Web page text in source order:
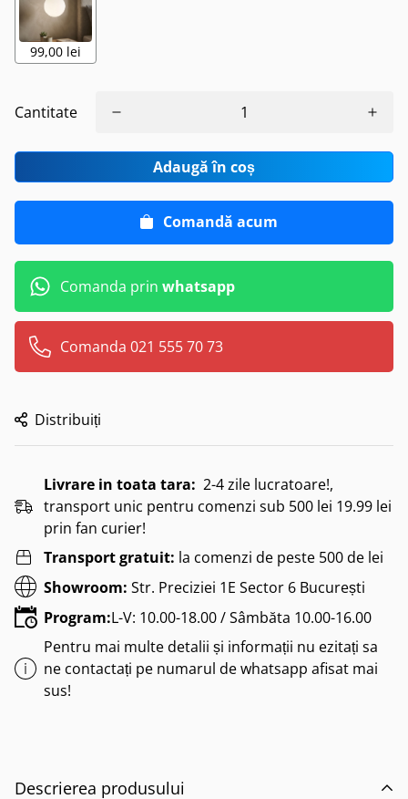
99,00 lei
Cantitate
Adaugă în coș
Comandă acum
Comanda prin whatsapp
Comanda 021 555 70 73
Distribuiți
Livrare in toata tara: 2-4 zile lucratoare!,
transport unic pentru comenzi sub 500 lei 19.99 lei
prin fan curier!
Transport gratuit: la comenzi de peste 500 de lei
Showroom: Str. Preciziei 1E Sector 6 București
Program:L-V: 10.00-18.00 / Sâmbăta 10.00-16.00
Pentru mai multe detalii și informații nu ezitați sa
ne contactați pe numarul de whatsapp afisat mai
sus!
Descrierea produsului